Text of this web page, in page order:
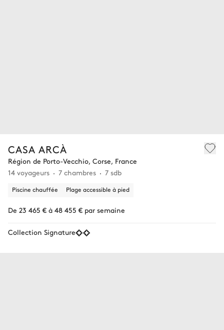
CASA ARCÀ
Région de Porto-Vecchio, Corse, France
14 voyageurs
7 chambres 7 sdb
Piscine chauffée Plage accessible à pied
De 23 465 € à 48 455 € par semaine
Collection Signature